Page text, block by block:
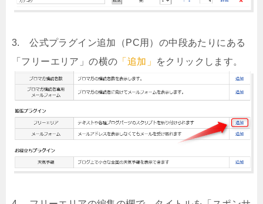
3. 公式プラグイン追加（PC用）の中段あたりにある
「フリーエリア」の横の 「追加」 をクリックします。